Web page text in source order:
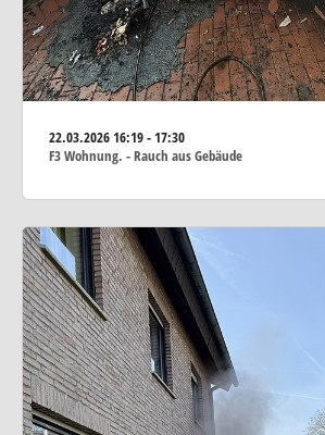
22.03.202616:19 - 17:30
F3 Wohnung. - Rauch aus Gebäude